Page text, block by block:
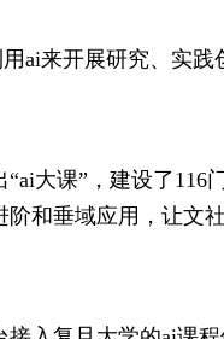
ai来开展研究、实
大课”，建设了116
和垂域应用，让文